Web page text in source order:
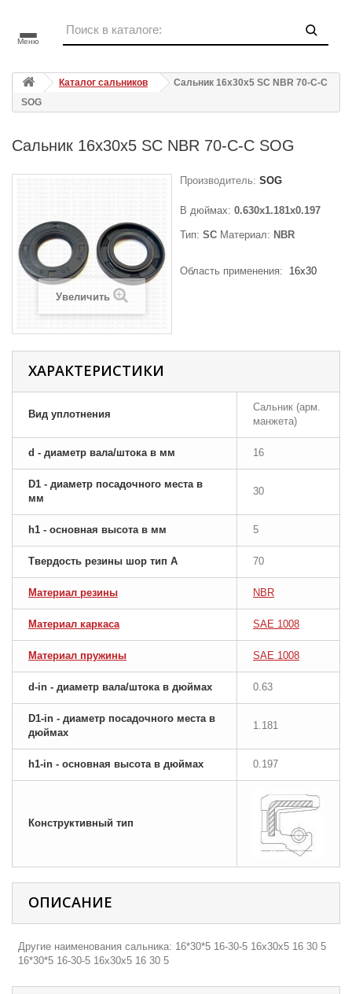
Меню
Каталог сальников
Сальник 16x30x5 SC NBR 70-C-C
SOG
Сальник 16x30x5 SC NBR 70-C-C SOG
Увеличить
Производитель: SOG
В дюймах: 0.630x1.181x0.197
Тип: SC Материал: NBR
Область применения: 16x30
ХАРАКТЕРИСТИКИ
Вид уплотнения
Сальник (арм.
манжета)
d - диаметр вала/штока в мм 16
D1 - диаметр посадочного места в
мм
30
h1 - основная высота в мм 5
Твердость резины шор тип A 70
Материал резины NBR
Материал каркаса SAE 1008
Материал пружины SAE 1008
d-in - диаметр вала/штока в дюймах 0.63
D1-in - диаметр посадочного места в
дюймах
1.181
h1-in - основная высота в дюймах 0.197
Конструктивный тип
ОПИСАНИЕ
Другие наименования сальника: 16*30*5 16-30-5 16х30х5 16 30 5
16*30*5 16-30-5 16х30х5 16 30 5